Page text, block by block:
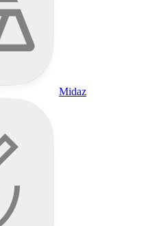
Midaz